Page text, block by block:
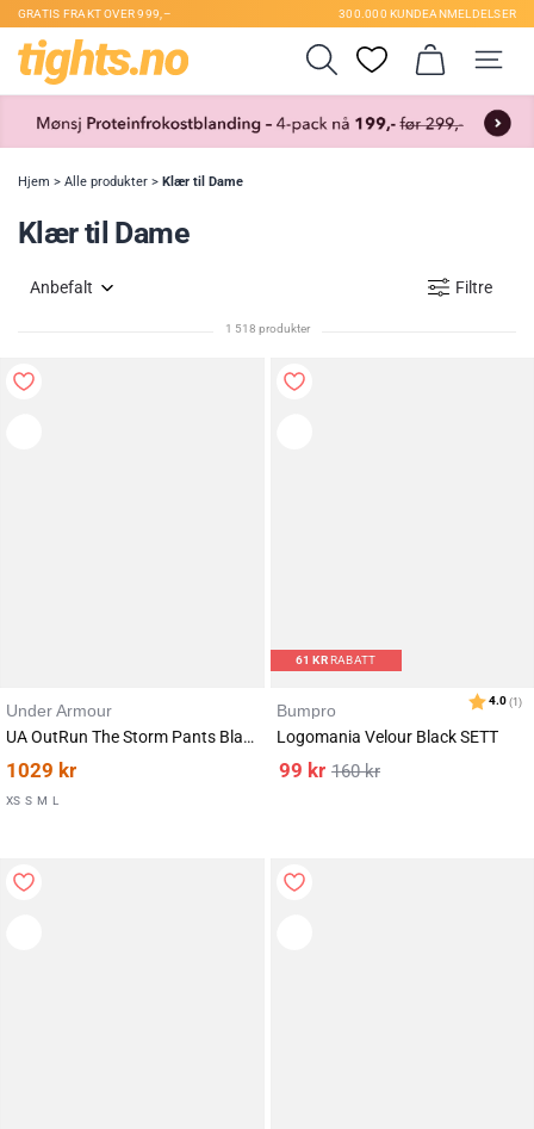
GRATIS FRAKT OVER 999,– 300.000 KUNDEANMELDELSER
Hjem > Alle produkter > Klær til Dame
Klær til Dame
Anbefalt Filtre
1 518 produkter
Under Armour
UA OutRun The Storm Pants Black
1029 kr
XS S M L
61KRRABATT
Bumpro
Logomania Velour Black SETT
160kr
99 kr